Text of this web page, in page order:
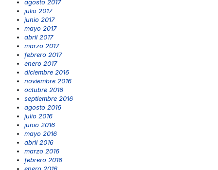
agosto 2017
julio 2017
junio 2017
mayo 2017
abril 2017
marzo 2017
febrero 2017
enero 2017
diciembre 2016
noviembre 2016
octubre 2016
septiembre 2016
agosto 2016
julio 2016
junio 2016
mayo 2016
abril 2016
marzo 2016
febrero 2016